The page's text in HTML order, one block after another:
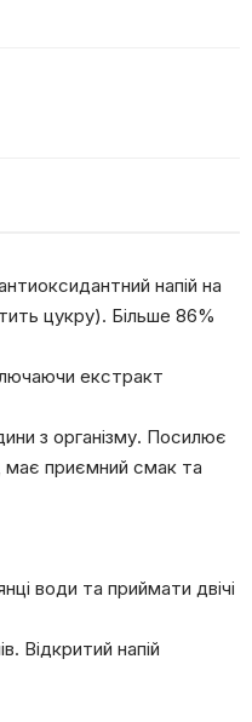
напій на
цукру). Більше 86%
екстракт
з організму. Посилює
має приємний смак та
води та приймати двічі
Відкритий напій